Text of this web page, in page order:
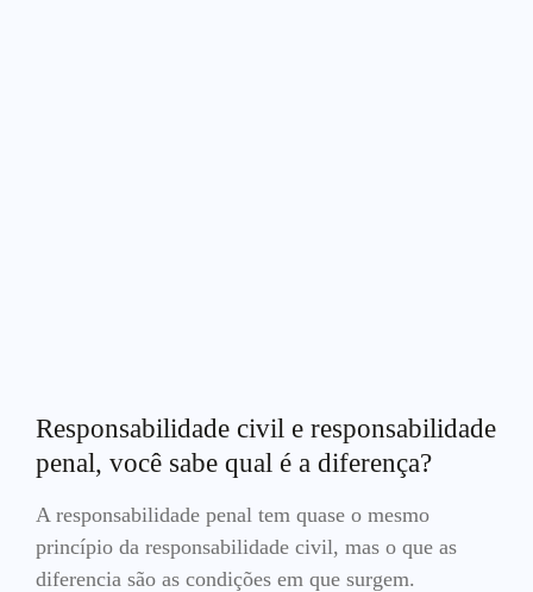
Responsabilidade civil e responsabilidade
penal, você sabe qual é a diferença?
A responsabilidade penal tem quase o mesmo
princípio da responsabilidade civil, mas o que as
diferencia são as condições em que surgem.